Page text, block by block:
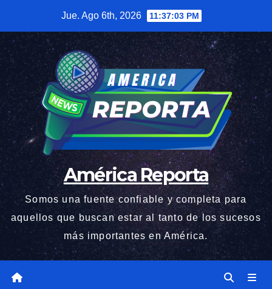
contenido
Jue. Ago 6th, 2026 11:37:04 PM
América Reporta
Somos una fuente confiable y completa para
aquellos que buscan estar al tanto de los sucesos
más importantes en América.